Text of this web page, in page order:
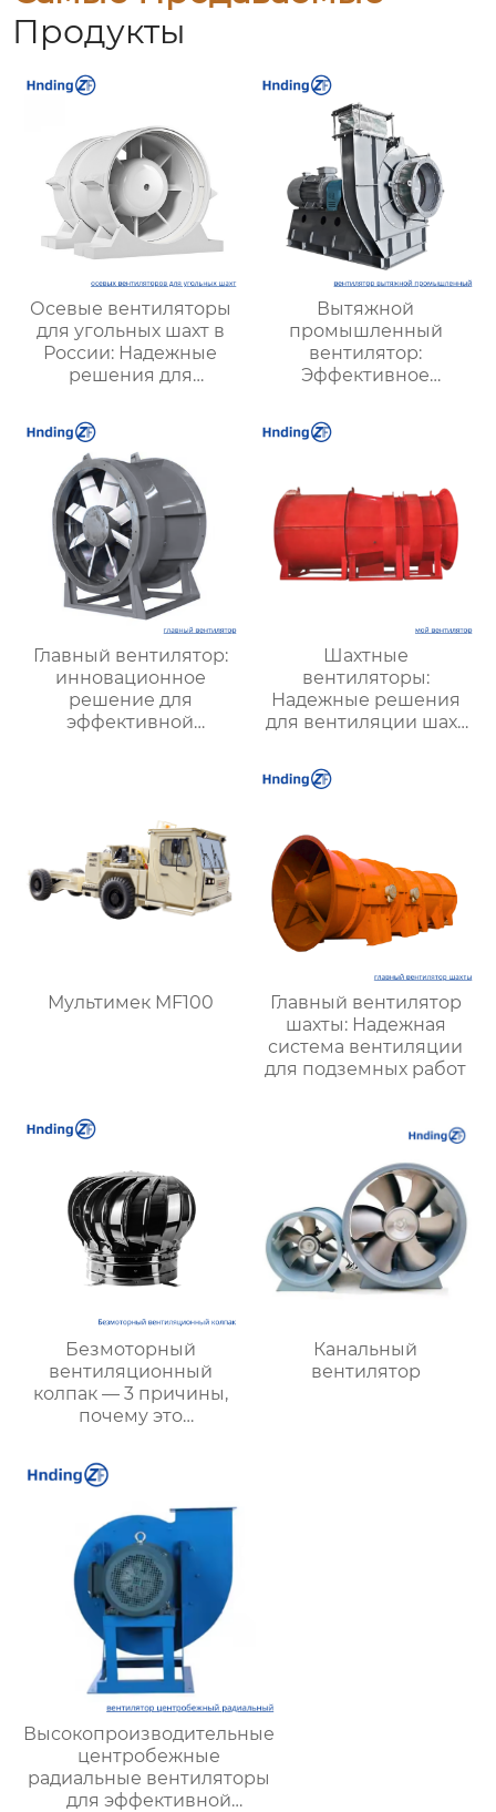
Продукты
Осевые вентиляторы
для угольных шахт в
России: Надежные
решения для
вентиляции и
безопасности
Вытяжной
промышленный
вентилятор:
Эффективное
надежной вентиляции
Главный вентилятор:
инновационное
решение для
эффективной
Шахтные
вентиляторы:
Надежные решения
для вентиляции шахт
| Купить с доставкой
Мультимек MF100
Главный вентилятор
шахты: Надежная
система вентиляции
для подземных работ
Безмоторный
вентиляционный
колпак — 3 причины,
почему это
экологичное решение
является лучшим
выбором для
повышения
эффективности
вентиляции
Канальный
вентилятор
Высокопроизводительные
центробежные
радиальные вентиляторы
для эффективной